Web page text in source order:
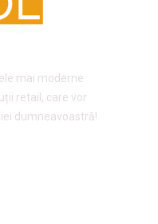
mai moderne
retail, care vor
dumneavoastră!